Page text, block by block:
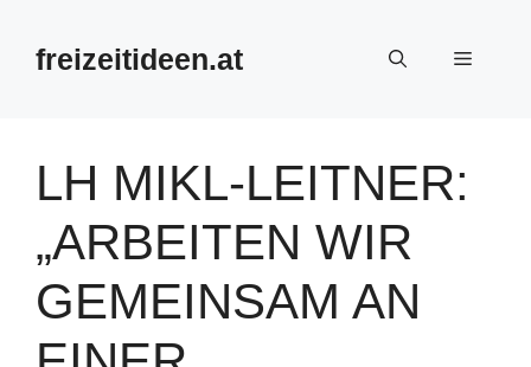
Inhalt
springenfreizeitideen.at Menü
LH MIKL-LEITNER:
„ARBEITEN WIR
GEMEINSAM AN